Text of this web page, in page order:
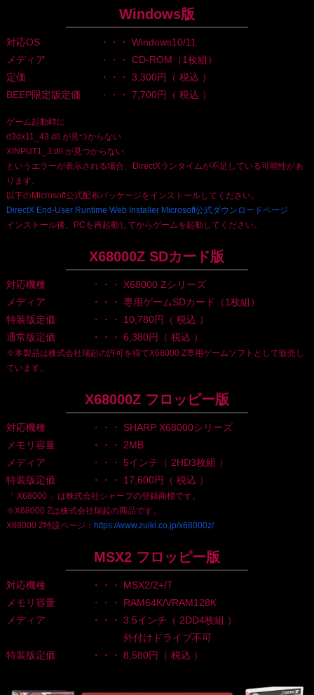
Windows版
対応OS
・・・ Windows10/11
メディア
・・・ CD-ROM（1枚組）
定価
・・・ 3,300円（ 税込 ）
BEEP限定版定価
・・・ 7,700円（ 税込 ）
ゲーム起動時に
d3dx11_43.dll が見つからない
XINPUT1_3.dll が見つからない
というエラーが表示される場合、DirectXランタイムが不足している可能性があ
ります。
以下のMicrosoft公式配布パッケージをインストールしてください。
DirectX End-User Runtime Web Installer Microsoft公式ダウンロードページ
インストール後、PCを再起動してからゲームを起動してください。
X68000Z SDカード版
対応機種
・・・ X68000 Zシリーズ
メディア
・・・ 専用ゲームSDカード（1枚組）
特装版定価
・・・ 10,780円（ 税込 ）
通常版定価
・・・ 6,380円（ 税込 ）
※本製品は株式会社瑞起の許可を得てX68000 Z専用ゲームソフトとして販売し
ています。
X68000Z フロッピー版
対応機種
・・・ SHARP X68000シリーズ
メモリ容量
・・・ 2MB
メディア
・・・ 5インチ（ 2HD3枚組 ）
特装版定価
・・・ 17,600円（ 税込 ）
「 X68000 」は株式会社シャープの登録商標です。
※X68000 Zは株式会社瑞起の商品です。
X68000 Z特設ページ： https://www.zuiki.co.jp/x68000z/
MSX2 フロッピー版
対応機種
・・・ MSX2/2+/T
メモリ容量
・・・ RAM64K/VRAM128K
メディア
・・・ 3.5インチ（ 2DD4枚組 ）
外付けドライブ不可
特装版定価
・・・ 8,580円（ 税込 ）